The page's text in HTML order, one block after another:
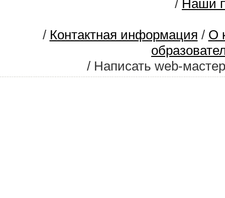
/ Наши
/ Контактная информация / О
/ Написать web-